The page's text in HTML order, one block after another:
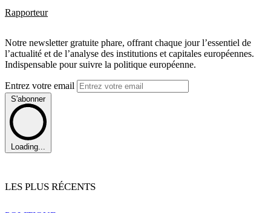
Rapporteur
Notre newsletter gratuite phare, offrant chaque jour l’essentiel de
l’actualité et de l’analyse des institutions et capitales européennes.
Indispensable pour suivre la politique européenne.
Entrez votre email
S'abonner
Loading...
LES PLUS RÉCENTS